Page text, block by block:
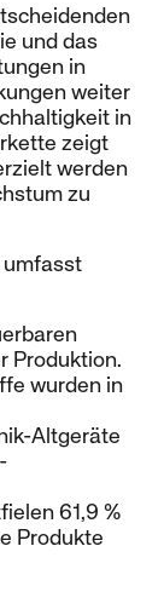
und das
in
weiter
in
zeigt
werden
zu
umfasst
Produktion.
wurden in
Altgeräte
61,9 %
Produkte